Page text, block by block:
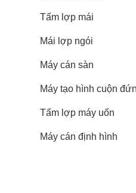
Tấm lợp mái
Mái lợp ngói
Máy cán sàn
Máy tạo hình cuộn
Tấm lợp máy uốn
Máy cán định hình